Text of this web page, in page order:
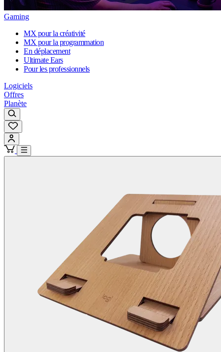
Gaming
MX pour la créativité
MX pour la programmation
En déplacement
Ultimate Ears
Pour les professionnels
Logiciels
Offres
Planète